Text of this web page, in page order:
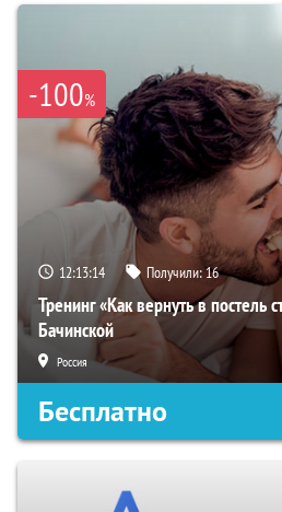
-100%
12:13:13 Получили:16
Тренинг «Как вернуть в постель
Бачинской
Россия
Бесплатно